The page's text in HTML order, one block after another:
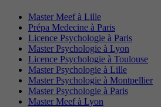
Master Meef à Lille
Prépa Medecine à Paris
Licence Psychologie à Paris
Master Psychologie à Lyon
Licence Psychologie à Toulouse
Master Psychologie à Lille
Master Psychologie à Montpellier
Master Psychologie à Paris
Master Meef à Lyon